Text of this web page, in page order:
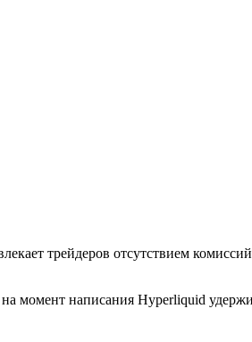
трейдеров отсутствием
момент написания Hyperliquid